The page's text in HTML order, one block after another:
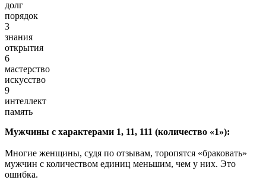
долг
порядок
3
знания
открытия
6
мастерство
искусство
9
интеллект
память
Мужчины с характерами 1, 11, 111 (количество «1»):
Многие женщины, судя по отзывам, торопятся «браковать»
мужчин с количеством единиц меньшим, чем у них. Это
ошибка.